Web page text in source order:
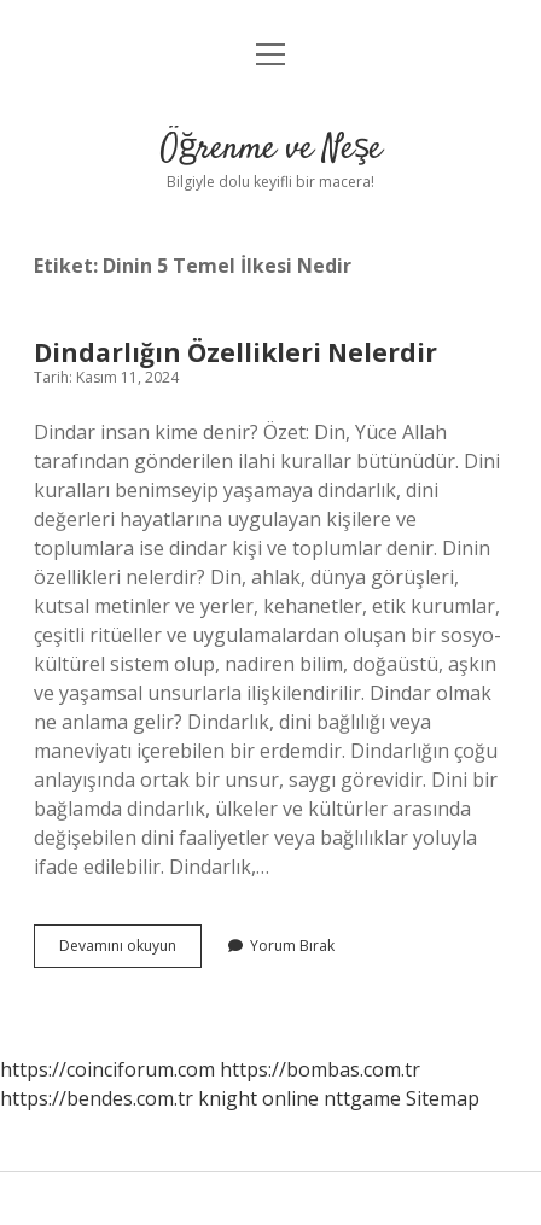
Anasayfa
Yasal Uyarı
menüyü
Öğrenme ve Neşe
Bilgiyle dolu keyifli bir macera!
Etiket: Dinin 5 Temel İlkesi Nedir
Dindarlığın Özellikleri Nelerdir
Tarih: Kasım 11, 2024
Dindar insan kime denir? Özet: Din, Yüce Allah
tarafından gönderilen ilahi kurallar bütünüdür. Dini
kuralları benimseyip yaşamaya dindarlık, dini
değerleri hayatlarına uygulayan kişilere ve
toplumlara ise dindar kişi ve toplumlar denir. Dinin
özellikleri nelerdir? Din, ahlak, dünya görüşleri,
kutsal metinler ve yerler, kehanetler, etik kurumlar,
çeşitli ritüeller ve uygulamalardan oluşan bir sosyo-
kültürel sistem olup, nadiren bilim, doğaüstü, aşkın
ve yaşamsal unsurlarla ilişkilendirilir. Dindar olmak
ne anlama gelir? Dindarlık, dini bağlılığı veya
maneviyatı içerebilen bir erdemdir. Dindarlığın çoğu
anlayışında ortak bir unsur, saygı görevidir. Dini bir
bağlamda dindarlık, ülkeler ve kültürler arasında
değişebilen dini faaliyetler veya bağlılıklar yoluyla
ifade edilebilir. Dindarlık,…
Devamını okuyun Dindarlığın
Özellikleri
Yorum Bırak
https://coinciforum.com https://bombas.com.tr
https://bendes.com.tr knight online nttgame Sitemap